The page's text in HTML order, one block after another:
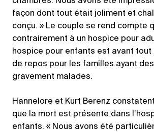
façon dont tout était joliment et
conçu. » Le couple se rend compte
contrairement à un hospice pour
hospice pour enfants est avant tout
de repos pour les familles ayant
gravement malades.
Hannelore et Kurt Berenz
que la mort est présente dans
enfants. « Nous avons été